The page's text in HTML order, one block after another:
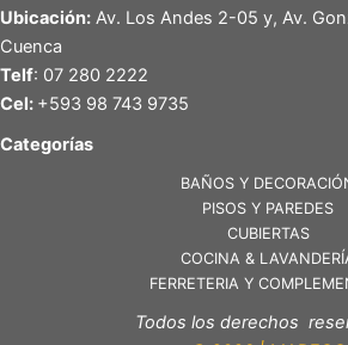
Ubicación: Av. Los Andes 2-05 y, Av.
Cuenca
Telf: 07 280 2222
Cel: +593 98 743 9735
Categorías
BAÑOS Y
PISOS Y PAREDES
CUBIERTAS
COCINA &
FERRETERIA Y
Todos los derechos